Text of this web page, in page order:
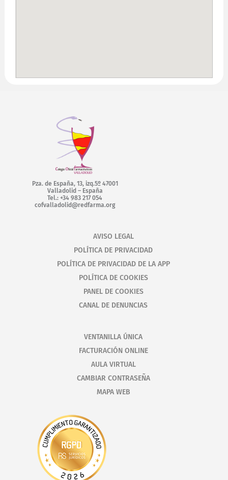
Pza. de España, 13, izq.5º 47001
Valladolid – España
Tel.: +34 983 217 054
cofvalladolid@redfarma.org
AVISO LEGAL
POLÍTICA DE PRIVACIDAD
POLÍTICA DE PRIVACIDAD DE LA APP
POLÍTICA DE COOKIES
PANEL DE COOKIES
CANAL DE DENUNCIAS
VENTANILLA ÚNICA
FACTURACIÓN ONLINE
AULA VIRTUAL
CAMBIAR CONTRASEÑA
MAPA WEB